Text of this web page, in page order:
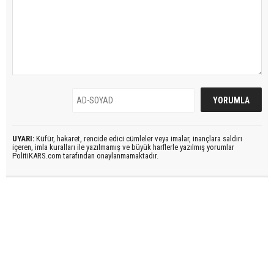
UYARI: Küfür, hakaret, rencide edici cümleler veya imalar, inançlara saldırı
içeren, imla kuralları ile yazılmamış ve büyük harflerle yazılmış yorumlar
PolitiKARS.com tarafından onaylanmamaktadır.